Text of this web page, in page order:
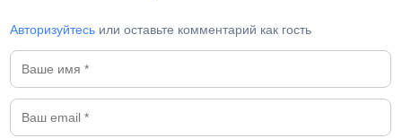
Авторизуйтесь или оставьте комментарий как гость